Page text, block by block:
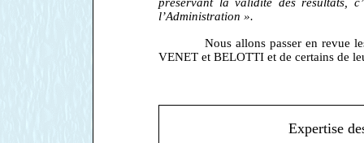
l’Administration ».
Nous allons passer en revue
VENET et BELOTTI et de certains de
Expertise